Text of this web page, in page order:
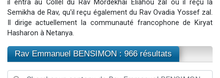
Il reste 49 places pour étudier en groupe sur Zoom
12 nouvelles musiques dans Torah-Box Music
il entra au Collel du Rav Mordékhai Eliahou zal où il reçu la
Semikha de Rav, qu'il reçu également du Rav Ovadia Yossef zal.
Il dirige actuellement la communauté francophone de Kiryat
Hasharon à Netanya.
Rav Emmanuel BENSIMON : 966 résultats